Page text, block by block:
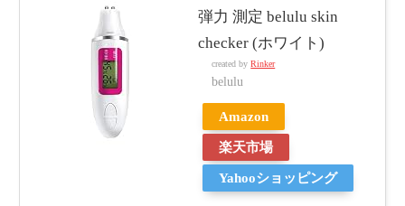
弾力 測定 belulu skin
checker (ホワイト)
created byRinker
belulu
Amazon
楽天市場
Yahooショッピング